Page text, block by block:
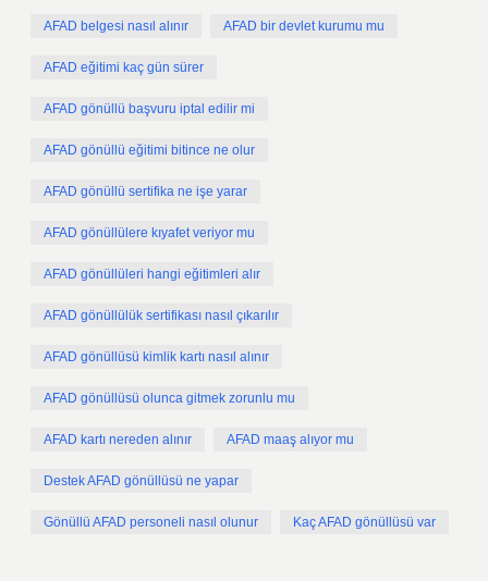
AFAD belgesi nasıl alınır AFAD bir devlet kurumu mu
AFAD eğitimi kaç gün sürer
AFAD gönüllü başvuru iptal edilir mi
AFAD gönüllü eğitimi bitince ne olur
AFAD gönüllü sertifika ne işe yarar
AFAD gönüllülere kıyafet veriyor mu
AFAD gönüllüleri hangi eğitimleri alır
AFAD gönüllülük sertifikası nasıl çıkarılır
AFAD gönüllüsü kimlik kartı nasıl alınır
AFAD gönüllüsü olunca gitmek zorunlu mu
AFAD kartı nereden alınır AFAD maaş alıyor mu
Destek AFAD gönüllüsü ne yapar
Gönüllü AFAD personeli nasıl olunur Kaç AFAD gönüllüsü var